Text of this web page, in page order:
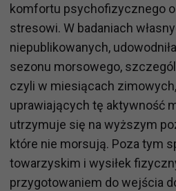
komfortu psychofizycznego
stresowi. W badaniach
niepublikowanych,
sezonu morsowego,
czyli w miesiącach
uprawiających tę aktywność
utrzymuje się na wyższym
które nie morsują. Poza tym
towarzyskim i wysiłek
przygotowaniem do wejścia